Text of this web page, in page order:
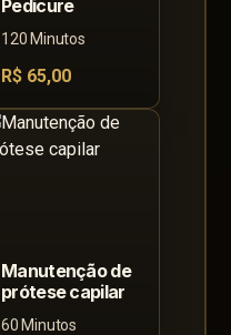
Pedicure
120 Minutos
R$ 65,00
Manutenção de
prótese capilar
60 Minutos